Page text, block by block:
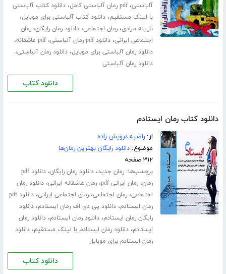
آلباستی،pdf رمان آلباستی کامل ،دانلود کتاب آلباستی
با لینک مستقیم،دانلود کتاب آلباستی برای موبایل،
نارینه مرادی،رمان اجتماعی،دانلود رمان رایگان،رمان
اجتماعی ایرانی،دانلود pdf رمان آلباستی ،pdf عاشقانه ،
دانلود رمان آلباستی برای موبایل،دانلود رمان آلباستی،
دانلود رمان آلباستی
دانلود کتاب
دانلود کتاب رمان ایستادم
از:راضیه درویش زاده
موضوع:دانلود رایگان بهترین رمان‌ها
۳۱۲ صفحه
برچسب‌ها:رمان جدید،دانلود رمان رایگان،
دانلود pdf
رمان،رمان ایرانی pdf ،رمان عاشقانه ایرانی،دانلود رمان
اجتماعی،رمان اجتماعی،رمان اجتماعی ایرانی،
دانلود pdf
رمان ایستادم،دانلود پی دی اف رمان ایستادم،دانلود
رایگان رمان ایستادم،دانلود رمان ایستادم،دانلود رمان
ایستادم،دانلود رمان ایستادم با لینک مستقیم،دانلود
رمان ایستادم برای موبایل
دانلود کتاب